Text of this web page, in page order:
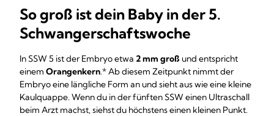
So groß ist dein Baby in der 5.
Schwangerschaftswoche
In SSW 5 ist der Embryo etwa 2 mm groß und entspricht
einem Orangenkern.* Ab diesem Zeitpunkt nimmt der
Embryo eine längliche Form an und sieht aus wie eine kleine
Kaulquappe. Wenn du in der fünften SSW einen Ultraschall
beim Arzt machst, siehst du höchstens einen kleinen Punkt.